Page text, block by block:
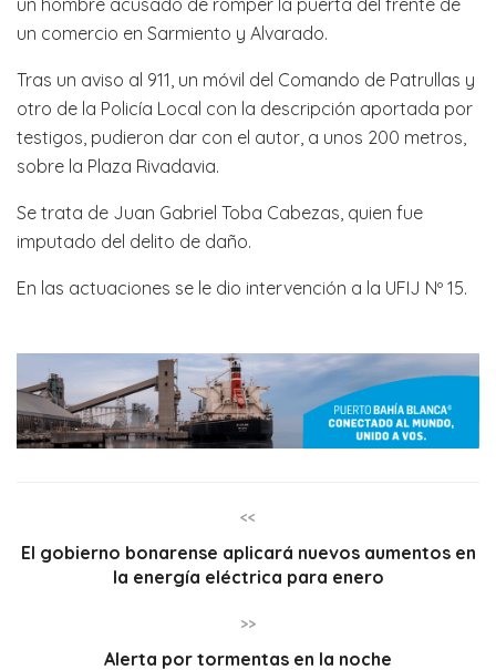
un comercio en Sarmiento y Alvarado.
Tras un aviso al 911, un móvil del Comando de Patrullas y
otro de la Policía Local con la descripción aportada por
testigos, pudieron dar con el autor, a unos 200 metros,
sobre la Plaza Rivadavia.
Se trata de Juan Gabriel Toba Cabezas, quien fue
imputado del delito de daño.
En las actuaciones se le dio intervención a la UFIJ Nº 15.
<<
El gobierno bonarense aplicará nuevos aumentos en
la energía eléctrica para enero
>>
Alerta por tormentas en la noche